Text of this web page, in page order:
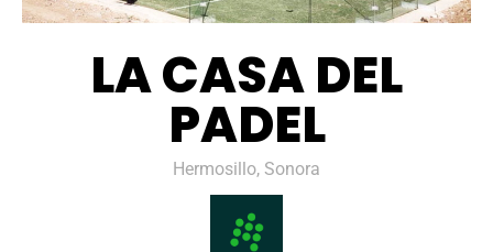
LA CASA DEL
PADEL
Hermosillo, Sonora